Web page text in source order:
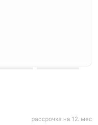
рассрочка на 12. мес